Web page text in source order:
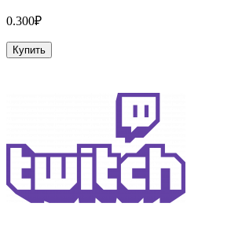
0.300₽
Купить